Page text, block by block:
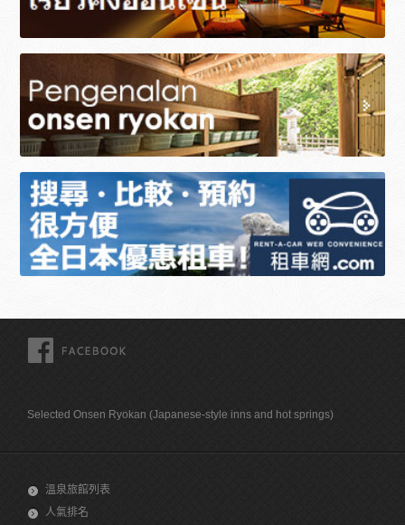
Selected Onsen Ryokan (Japanese-style inns and hot springs)
溫泉旅館列表
人氣排名